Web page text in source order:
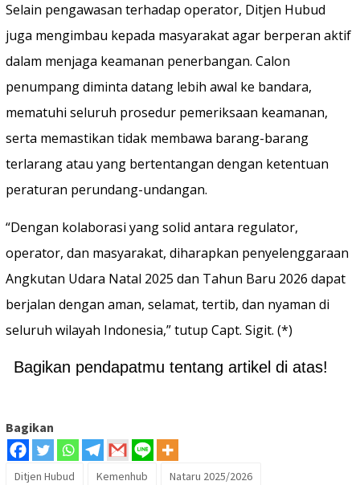
Selain pengawasan terhadap operator, Ditjen Hubud
juga mengimbau kepada masyarakat agar berperan aktif
dalam menjaga keamanan penerbangan. Calon
penumpang diminta datang lebih awal ke bandara,
mematuhi seluruh prosedur pemeriksaan keamanan,
serta memastikan tidak membawa barang-barang
terlarang atau yang bertentangan dengan ketentuan
peraturan perundang-undangan.
“Dengan kolaborasi yang solid antara regulator,
operator, dan masyarakat, diharapkan penyelenggaraan
Angkutan Udara Natal 2025 dan Tahun Baru 2026 dapat
berjalan dengan aman, selamat, tertib, dan nyaman di
seluruh wilayah Indonesia,” tutup Capt. Sigit. (*)
Bagikan pendapatmu tentang artikel di atas!
Bagikan
Ditjen Hubud Kemenhub
Nataru 2025/2026